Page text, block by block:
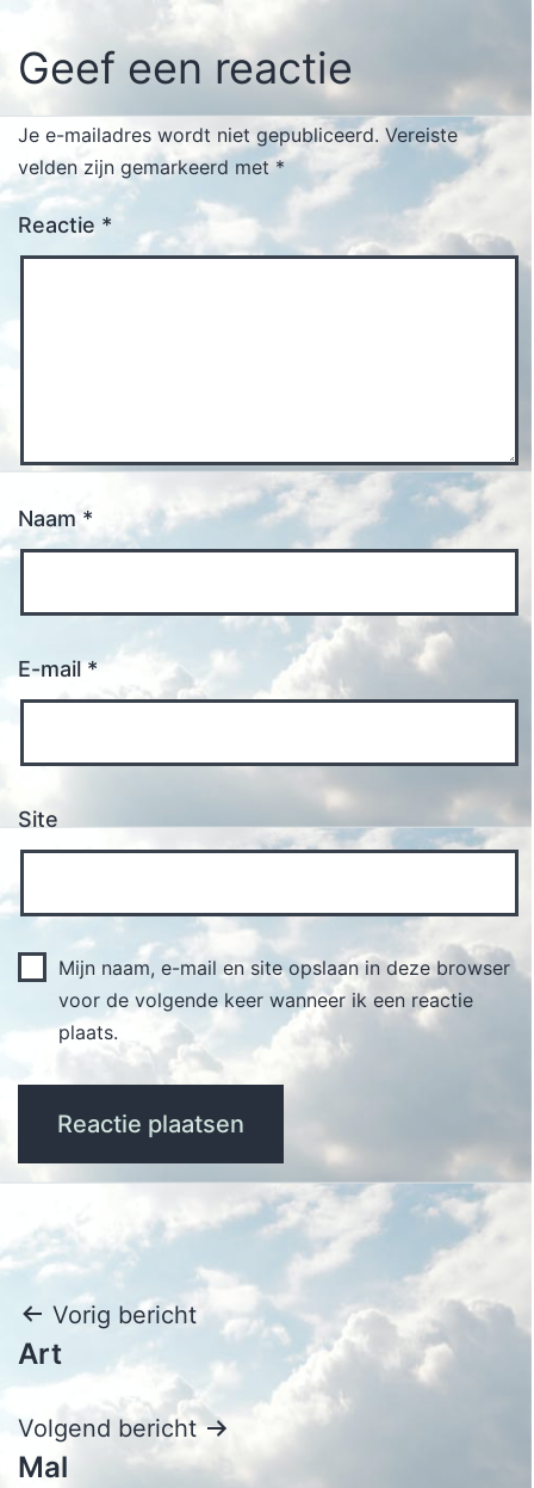
Geef een reactie
Je e-mailadres wordt niet gepubliceerd. Vereiste
velden zijn gemarkeerd met *
Reactie *
Naam *
E-mail*
Site
Mijn naam, e-mail en site opslaan in deze browser
voor de volgende keer wanneer ik een reactie
plaats.
Bericht
navigatie
Vorig bericht
Art
Volgend bericht
Mal